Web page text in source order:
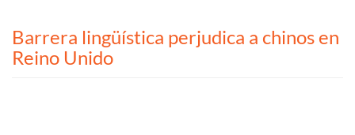
Barrera lingüística perjudica a chinos en
Reino Unido